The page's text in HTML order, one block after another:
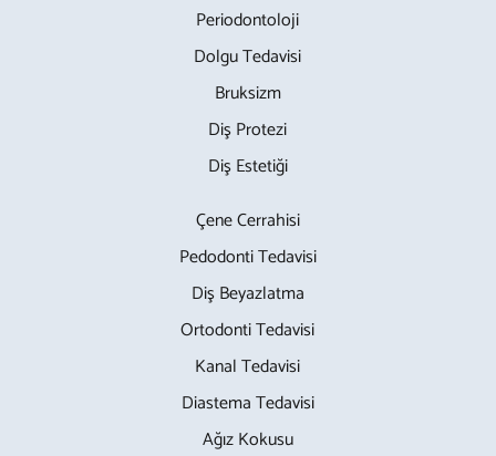
Periodontoloji
Dolgu Tedavisi
Bruksizm
Diş Protezi
Diş Estetiği
Çene Cerrahisi
Pedodonti Tedavisi
Diş Beyazlatma
Ortodonti Tedavisi
Kanal Tedavisi
Diastema Tedavisi
Ağız Kokusu